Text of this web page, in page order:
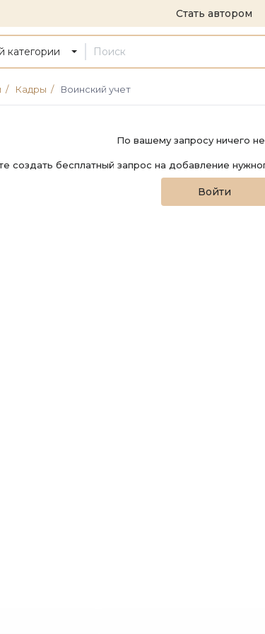
Стать автором
категории
/ Кадры / Воинский учет
По вашему запросу ничего
создать бесплатный запрос на добавление
Войти